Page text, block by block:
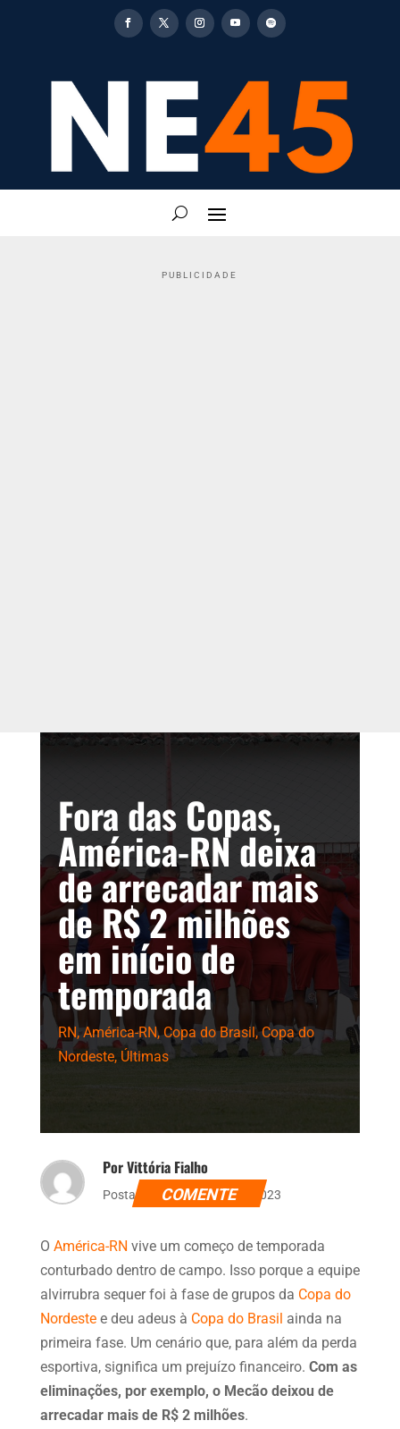
PUBLICIDADE
Fora das Copas,
América-RN deixa
de arrecadar mais
de R$ 2 milhões
em início de
temporada
RN,América-RN,Copa do Brasil,Copa do
Nordeste, Últimas
Por Vittória Fialho
Postado dia 7 de março de 2023
COMENTE
O América-RN vive um começo de temporada
conturbado dentro de campo. Isso porque a equipe
alvirrubra sequer foi à fase de grupos da Copa do
Nordestee deu adeus à Copa do Brasil ainda na
primeira fase. Um cenário que, para além da perda
esportiva, significa um prejuízo financeiro. Com as
eliminações, por exemplo, o Mecão deixou de
arrecadar mais de R$ 2 milhões.